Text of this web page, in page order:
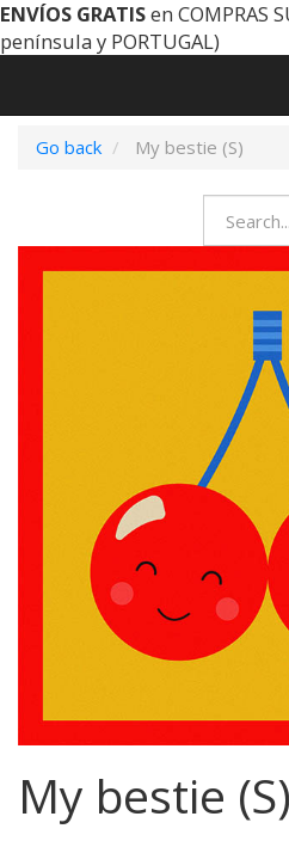
ENVÍOS GRATISen COMPRAS
península y PORTUGAL)
Go back
My bestie (S)
My bestie (S)